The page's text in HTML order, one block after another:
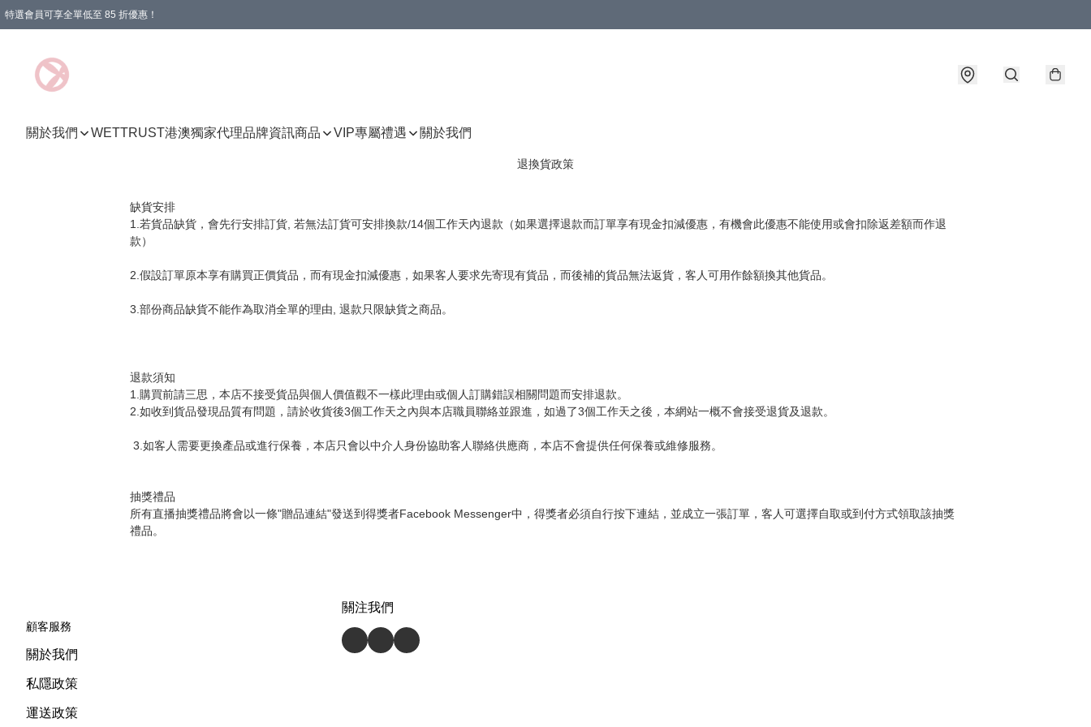
特選會員可享全單低至 85 折優惠！
關於我們 WETTRUST港澳獨家代理品牌資訊商品 VIP專屬禮遇 關於我們
退換貨政策
缺貨安排
1.若貨品缺貨，會先行安排訂貨, 若無法訂貨可安排換款/14個工作天內退款（如果選擇退款而訂單享有現金扣減優惠，有機會此優惠不能使用或會扣除返差額而作退
款）
2.假設訂單原本享有購買正價貨品，而有現金扣減優惠，如果客人要求先寄現有貨品，而後補的貨品無法返貨，客人可用作餘額換其他貨品。
3.部份商品缺貨不能作為取消全單的理由, 退款只限缺貨之商品。
退款須知
1.購買前請三思，本店不接受貨品與個人價值觀不一樣此理由或個人訂購錯誤相關問題而安排退款。
2.如收到貨品發現品質有問題，請於收貨後3個工作天之內與本店職員聯絡並跟進，如過了3個工作天之後，本網站一概不會接受退貨及退款。
抽獎禮品
所有直播抽獎禮品將會以一條"贈品連結"發送到得獎者Facebook Messenger中，得獎者必須自行按下連結，並成立一張訂單，客人可選擇自取或到付方式領取該抽獎
禮品。
顧客服務
關於我們
私隱政策
運送政策
關注我們